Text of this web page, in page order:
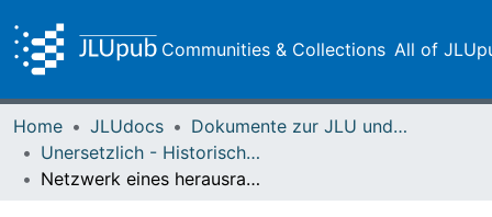
Communities & Collections All of
Home JLUdocs
Dokumente zur JLU und ihren Sammlungen
Unersetzlich - Historische Sammlungen der Universitätsbibliothek
Netzwerk eines herausragenden Naturforschers : Digitalisierung und Erschließung der wissenschaftlichen Korrespondenz von Karl Ernst von Baer (1792–1876) - Entdeckung des arktischen Permafrostes und Kritik am Darwinismus